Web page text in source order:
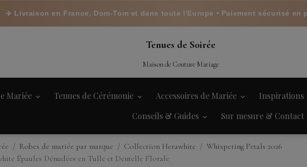
✈️ Livraison en France, Dom-Tom et dans toute l'Europe • Paiement sécurisé en
Tenues de Soirée
Maison de Couture Mariage
Mariée Tenues de Cérémonie Accessoires de Mariée
Inspirations
Conseils & Guides
Sur mesure & Contact
Robes de mariée par marque Collection Herawhite
Whispering Petals 2026
Épaules Dénudées en Tulle et Dentelle Florale